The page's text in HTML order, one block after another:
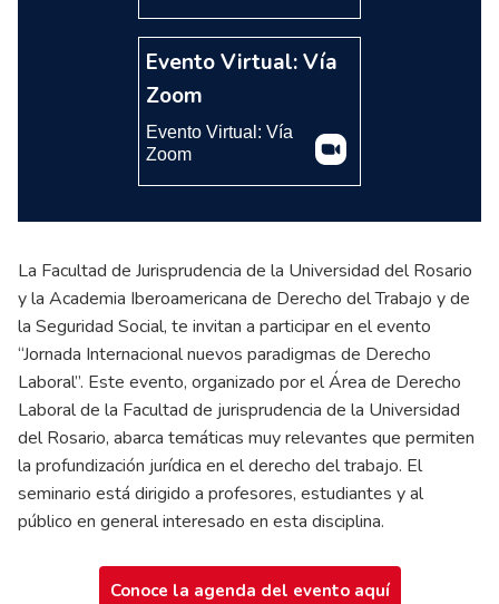
Evento Virtual: Vía
Zoom
Evento Virtual: Vía
Zoom
La Facultad de Jurisprudencia de la Universidad del Rosario
y la Academia Iberoamericana de Derecho del Trabajo y de
la Seguridad Social, te invitan a participar en el evento
“Jornada Internacional nuevos paradigmas de Derecho
Laboral”. Este evento, organizado por el Área de Derecho
Laboral de la Facultad de jurisprudencia de la Universidad
del Rosario, abarca temáticas muy relevantes que permiten
la profundización jurídica en el derecho del trabajo. El
seminario está dirigido a profesores, estudiantes y al
público en general interesado en esta disciplina.
Conoce la agenda del evento aquí